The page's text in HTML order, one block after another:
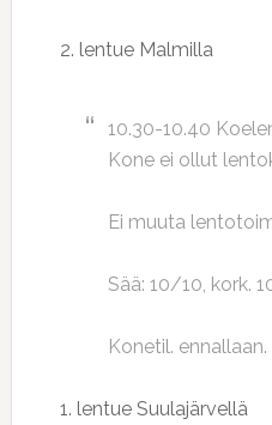
2. lentue Malmilla
10.30-10.40
Kone ei ollut
Ei muuta
Sää: 10/10, kork.
Konetil. ennallaan.
1. lentue Suulajärvellä